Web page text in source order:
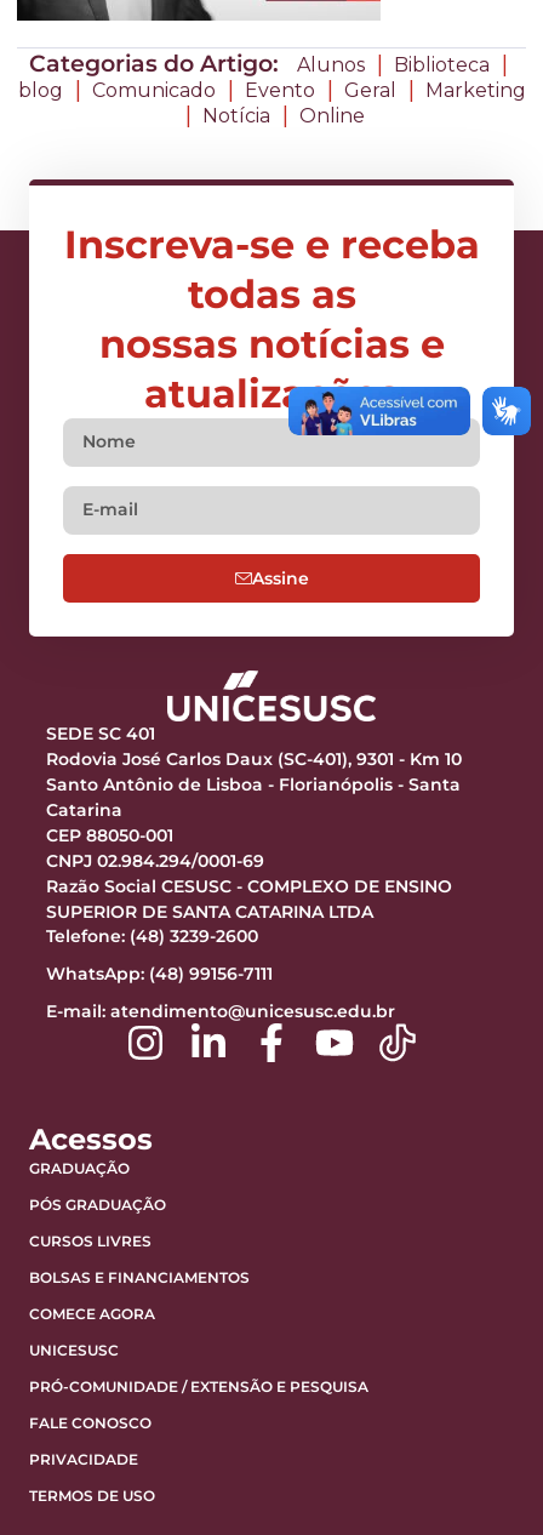
Categorias do Artigo: Alunos | Biblioteca |
blog | Comunicado | Evento | Geral | Marketing
| Notícia | Online
Inscreva-se e receba
todas as
nossas notícias e
atualizações
Assine
SEDE SC 401
Rodovia José Carlos Daux (SC-401), 9301 - Km 10
Santo Antônio de Lisboa - Florianópolis - Santa
Catarina
CEP 88050-001
CNPJ 02.984.294/0001-69
Razão Social CESUSC - COMPLEXO DE ENSINO
SUPERIOR DE SANTA CATARINA LTDA
Telefone: (48) 3239-2600
WhatsApp: (48) 99156-7111
E-mail: atendimento@unicesusc.edu.br
Acessos
GRADUAÇÃO
PÓS GRADUAÇÃO
CURSOS LIVRES
BOLSAS E FINANCIAMENTOS
COMECE AGORA
UNICESUSC
PRÓ-COMUNIDADE / EXTENSÃO E PESQUISA
FALE CONOSCO
PRIVACIDADE
TERMOS DE USO